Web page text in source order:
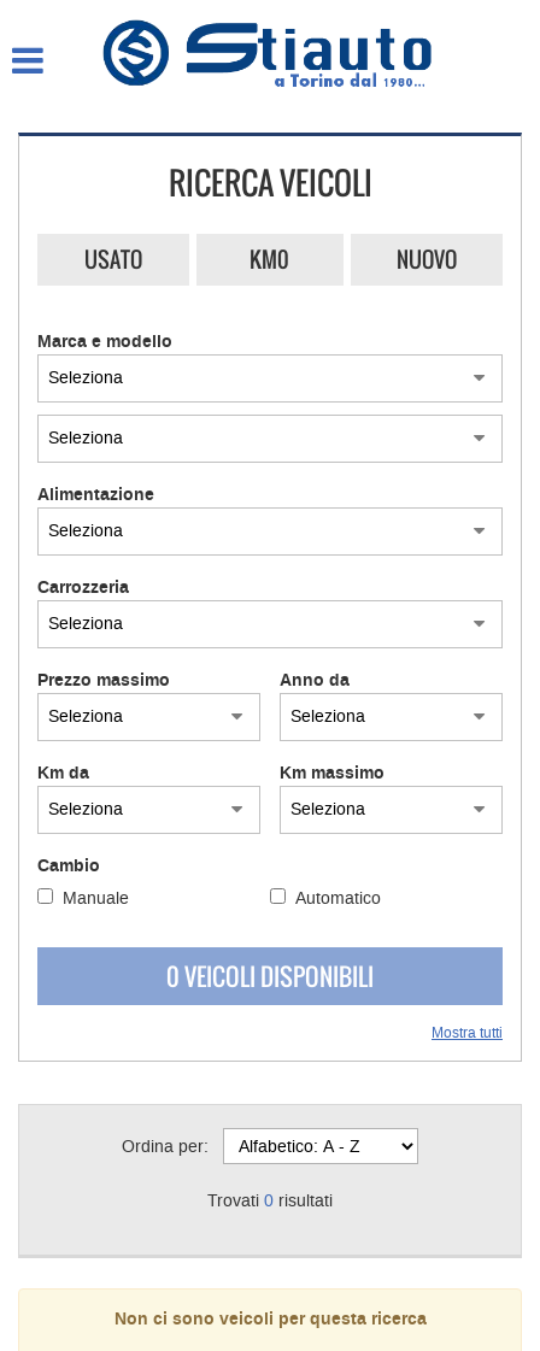
COMPRO AUTO SUBITO
GARANZIA 12 MESI
CONTATTI E ORARI
RICERCA VEICOLI
USATO KM0 NUOVO
Marca e modello
Alimentazione
Carrozzeria
Prezzo massimo Anno da
Km da Km massimo
Cambio
Manuale Automatico
0 VEICOLI DISPONIBILI
Mostra tutti
Ordina per:
Trovati 0 risultati
Non ci sono veicoli per questa ricerca